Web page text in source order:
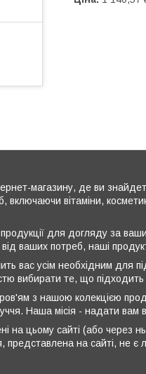
магазину, де ви
включаючи вітаміни,
для догляду за
ваших потреб, наші
вас усім необхідним
вибирати те, що
з нашою колекцією
Наша місія - надати вам
на цьому сайті (або через
представлена на сайті, не